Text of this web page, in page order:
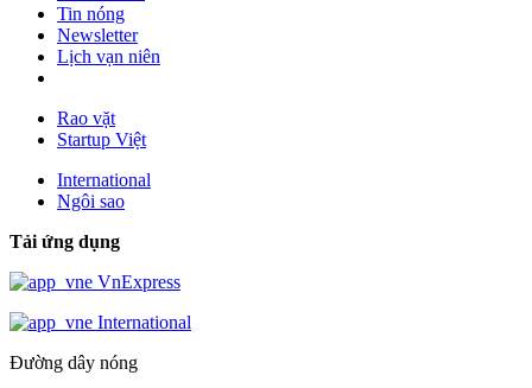
Tin nóng
Newsletter
Lịch vạn niên
Rao vặt
Startup Việt
International
Ngôi sao
Tải ứng dụng
VnExpress
International
Đường dây nóng